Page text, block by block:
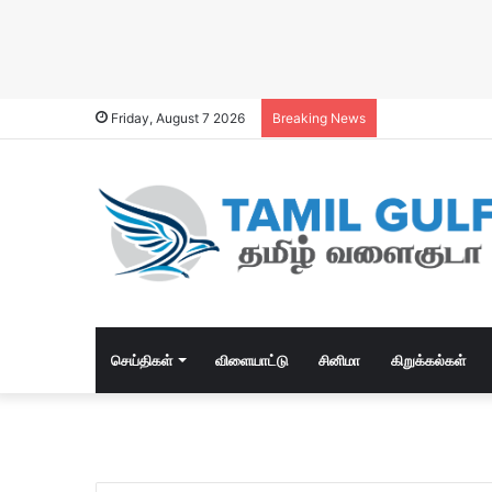
Friday, August 7 2026 Breaking News
செய்திகள் விளையாட்டு சினிமா கிறுக்கல்கள்